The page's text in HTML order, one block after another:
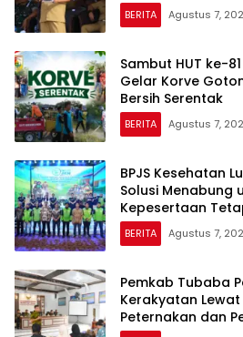
BERITA Agustus 7,
Sambut HUT ke-
Gelar Korve
Bersih Serentak
BERITA Agustus 7,
BPJS Kesehatan
Solusi Menabung
Kepesertaan
BERITA Agustus 7,
Pemkab Tubaba
Kerakyatan
Peternakan dan